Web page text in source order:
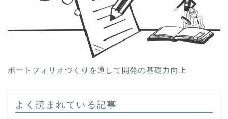
ポートフォリオづくりを通して開発の基礎力向上
よく読まれている記事